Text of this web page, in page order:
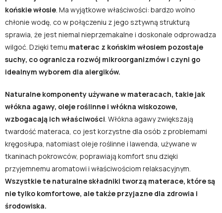
końskie włosie. Ma wyjątkowe właściwości: bardzo wolno
chłonie wodę, co w połączeniu z jego sztywną strukturą
sprawia, że jest niemal nieprzemakalne i doskonale odprowadza
wilgoć. Dzięki temu materac z końskim włosiem pozostaje
suchy, co ogranicza rozwój mikroorganizmów i czyni go
idealnym wyborem dla alergików.
Naturalne komponenty używane w materacach, takie jak
włókna agawy, oleje roślinne i włókna wiskozowe,
wzbogacają ich właściwości. Włókna agawy zwiększają
twardość materaca, co jest korzystne dla osób z problemami
kręgosłupa, natomiast oleje roślinne i lawenda, używane w
tkaninach pokrowców, poprawiają komfort snu dzięki
przyjemnemu aromatowi i właściwościom relaksacyjnym.
Wszystkie te naturalne składniki tworzą materace, które są
nie tylko komfortowe, ale także przyjazne dla zdrowia i
środowiska.